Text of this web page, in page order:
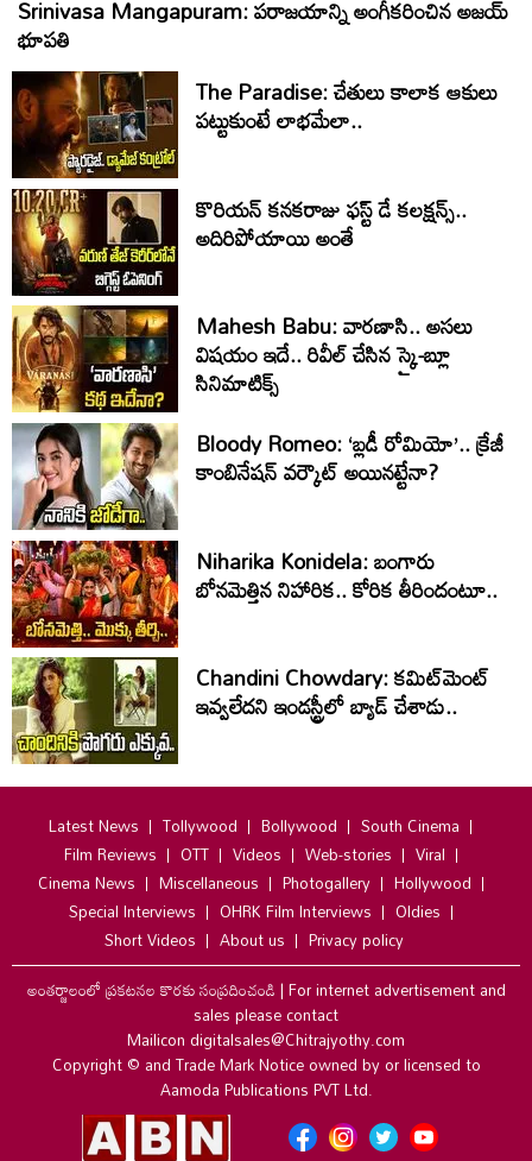
Srinivasa Mangapuram: పరాజయాన్ని అంగీకరించిన అజయ్
భూపతి
The Paradise: చేతులు కాలాక ఆకులు
పట్టుకుంటే లాభమేలా..
కొరియన్ కనకరాజు ఫస్ట్ డే కలక్షన్స్..
అదిరిపోయాయి అంతే
Mahesh Babu: వారణాసి.. అసలు
విషయం ఇదే.. రివీల్ చేసిన స్కై-బ్లూ
సినిమాటిక్స్‌
Bloody Romeo: ‘బ్లడీ రోమియో’.. క్రేజీ
కాంబినేషన్ వర్కౌట్ అయినట్టేనా?
Niharika Konidela: బంగారు
బోనమెత్తిన నిహారిక.. కోరిక తీరిందంటూ..
Chandini Chowdary: కమిట్‌మెంట్
ఇవ్వలేదని ఇండస్ట్రీలో బ్యాడ్ చేశాడు..
Latest News Tollywood Bollywood
South Cinema
Film Reviews
OTT Videos Web-stories
Viral
Cinema News
Miscellaneous Photogallery
Hollywood
Special Interviews
OHRK Film Interviews
Oldies
Short Videos
About us
Privacy policy
అంతర్జాలంలో ప్రకటనల కొరకు సంప్రదించండి|For internet advertisement and
sales please contact
Mailicon digitalsales@Chitrajyothy.com
Copyright © and Trade Mark Notice owned by or licensed to
Aamoda Publications PVT Ltd.